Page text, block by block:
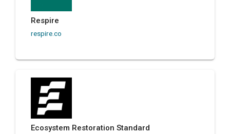
Respire
respire.co
Ecosystem Restoration Standard